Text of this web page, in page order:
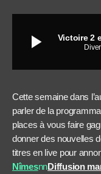
play_arrow Victoire 2
Cette semaine dans
parler de la
places à vous faire
donner des nouvelles
titres en live pour
NîmesnnDiffusion